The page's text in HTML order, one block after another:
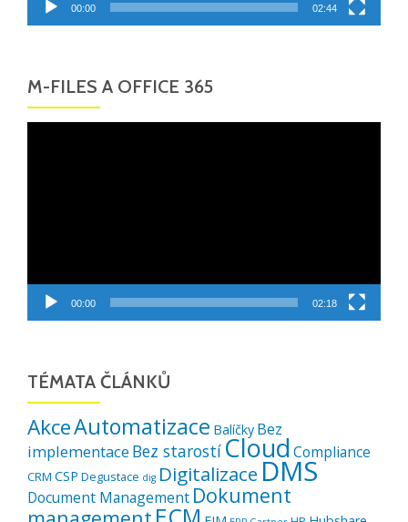
00:00 02:44
M-FILES A OFFICE 365
00:00 02:18
TÉMATA ČLÁNKŮ
AkceAutomatizace Balíčky Bez
implementace Bez starostí Cloud Compliance
CRM CSP Degustace dig Digitalizace DMS
Document Management Dokument